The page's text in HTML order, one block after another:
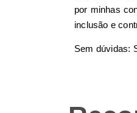
por minhas
inclusão e
Sem dúvidas: